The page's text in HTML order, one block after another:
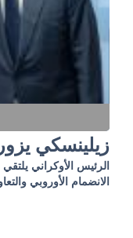
زيلينسكي
الرئيس الأوكراني
الانضمام الأوروبي